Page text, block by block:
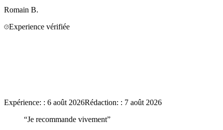
Romain B.
Experience vérifiée
Expérience: : 6 août 2026Rédaction: : 7 août 2026
“Je recommande vivement”